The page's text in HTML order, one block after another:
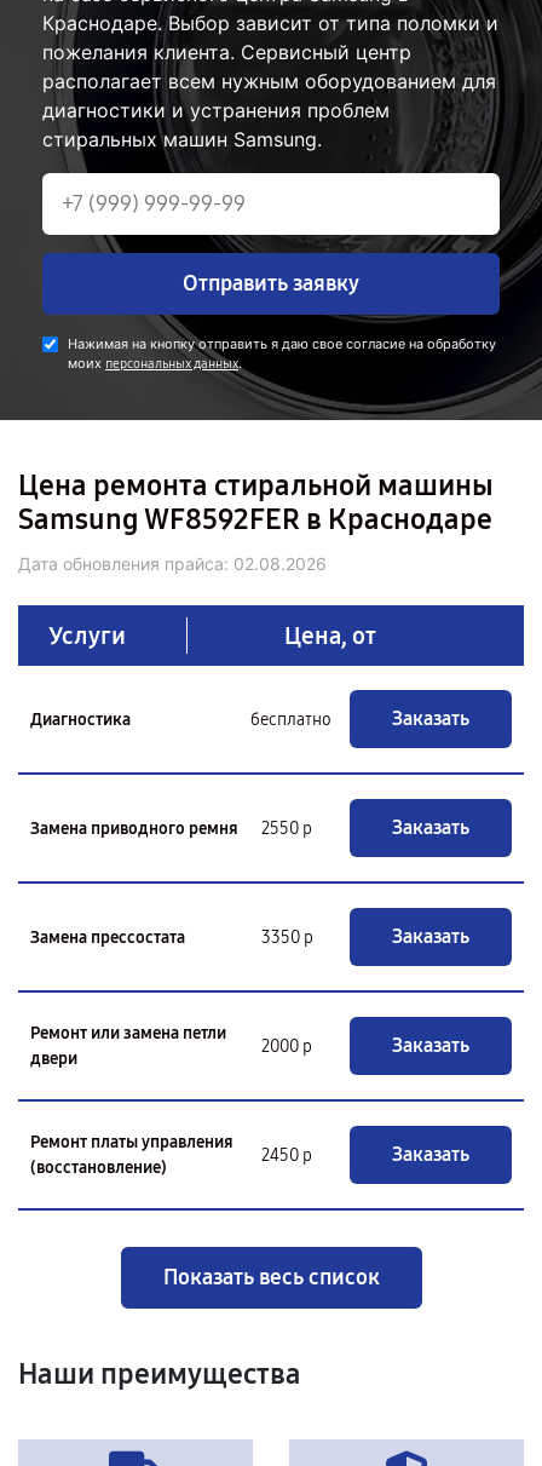
Краснодаре. Выбор зависит от типа поломки и
пожелания клиента. Сервисный центр
располагает всем нужным оборудованием для
диагностики и устранения проблем
стиральных машин Samsung.
Отправить заявку
Нажимая на кнопку отправить я даю свое согласие на обработку
моих персональных данных.
Цена ремонта стиральной машины
Samsung WF8592FER в Краснодаре
Дата обновления прайса: 02.08.2026
Услуги Цена, от
Диагностика бесплатно Заказать
Замена приводного ремня 2550 р Заказать
Замена прессостата 3350 р Заказать
Ремонт или замена петли
двери
2000 р Заказать
Ремонт платы управления
(восстановление)
2450 р Заказать
Показать весь список
Наши преимущества